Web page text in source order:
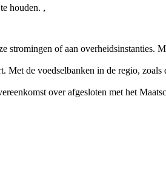
houden. ,
stromingen of aan overheidsinstanties.
Met de voedselbanken in de regio,
over afgesloten met het